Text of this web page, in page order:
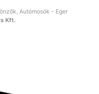
Autómosók - Eger
Kft.